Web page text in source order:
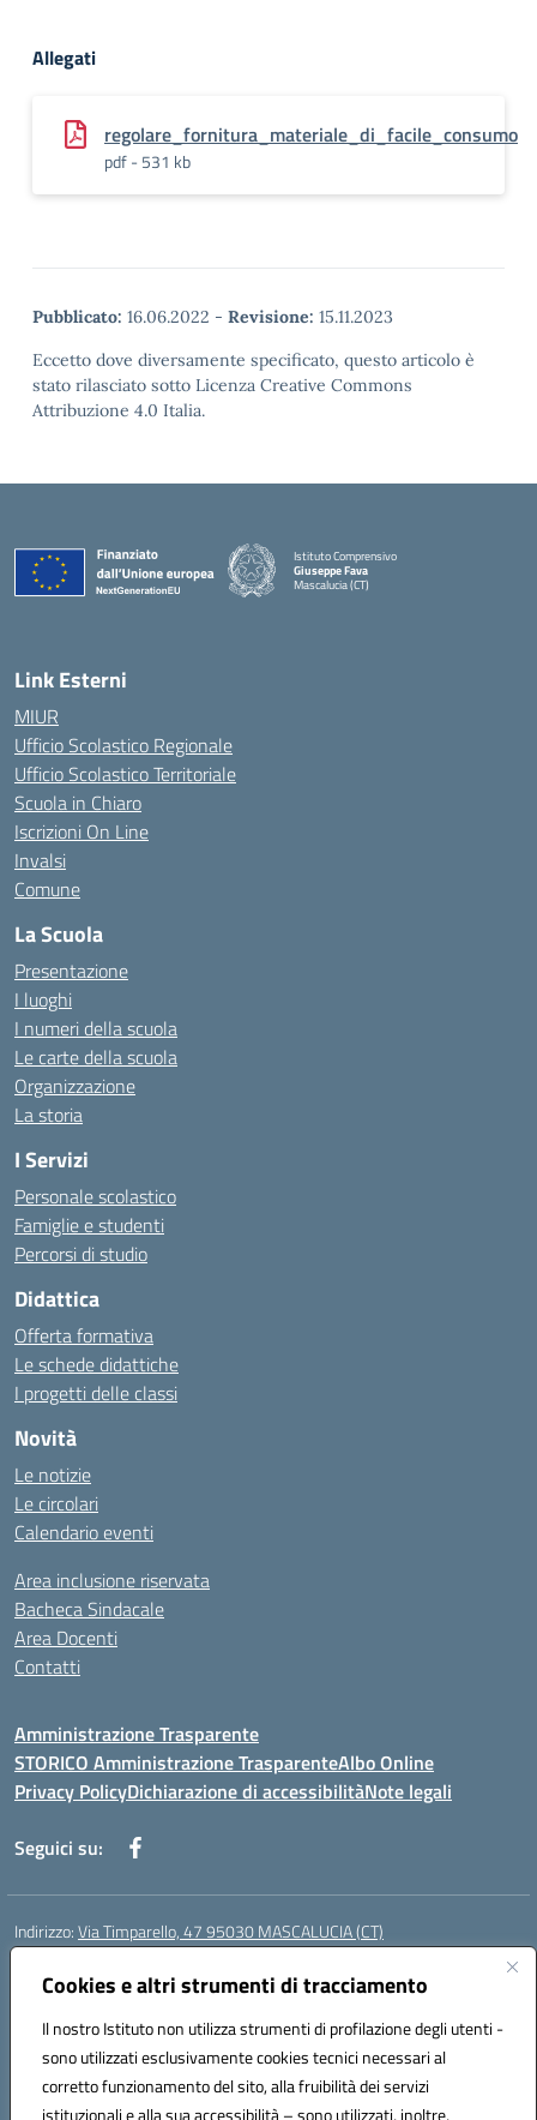
Cookies e altri strumenti di tracciamento
Il nostro Istituto non utilizza strumenti di profilazione degli utenti -
sono utilizzati esclusivamente cookies tecnici necessari al
corretto funzionamento del sito, alla fruibilità dei servizi
istituzionali e alla sua accessibilità – sono utilizzati, inoltre,
Allegati
regolare_fornitura_materiale_di_facile_consumo
pdf - 531 kb
Pubblicato: 16.06.2022 - Revisione: 15.11.2023
Eccetto dove diversamente specificato, questo articolo è
stato rilasciato sotto Licenza Creative Commons
Attribuzione 4.0 Italia.
Istituto Comprensivo
Giuseppe Fava
Mascalucia (CT)
Link Esterni
MIUR
Ufficio Scolastico Regionale
Ufficio Scolastico Territoriale
Scuola in Chiaro
Iscrizioni On Line
Invalsi
Comune
La Scuola
Presentazione
I luoghi
I numeri della scuola
Le carte della scuola
Organizzazione
La storia
I Servizi
Personale scolastico
Famiglie e studenti
Percorsi di studio
Didattica
Offerta formativa
Le schede didattiche
I progetti delle classi
Novità
Le notizie
Le circolari
Calendario eventi
Area inclusione riservata
Bacheca Sindacale
Area Docenti
Contatti
Amministrazione Trasparente
STORICO Amministrazione TrasparenteAlbo Online
Privacy PolicyDichiarazione di accessibilitàNote legali
Seguici su:
Indirizzo:Via Timparello, 47 95030 MASCALUCIA (CT)
Centralino:
Posta elettronica certificata (PEC):ctic8bc002@pec.istruzione.it
Codice fiscale: 93238350875
Codice meccanografico:ctic8bc002
Codice Indice delle Pubbliche Amministrazioni (IPA): istsc_ctic8bc002
Codice unico di fatturazione (CUF): 2PO2JW